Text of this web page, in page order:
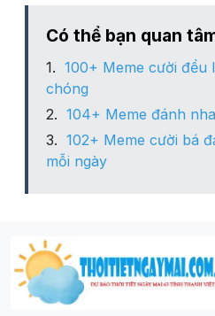
Có thể bạn quan
100+ Meme cười đểu
chóng
104+ Meme đánh
102+ Meme cười bá
mỗi ngày